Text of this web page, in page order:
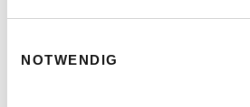
NOTWENDIG